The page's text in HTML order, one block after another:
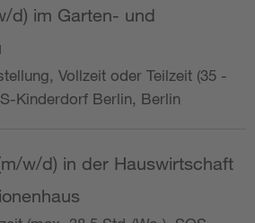
d) im Garten- und
Vollzeit oder Teilzeit (35 -
Kinderdorf Berlin, Berlin
w/d) in der Hauswirtschaft